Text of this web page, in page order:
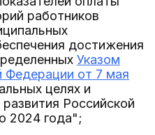
работников
достижения
Указом
Федерации от 7 мая
целях и
развития Российской
2024 года";